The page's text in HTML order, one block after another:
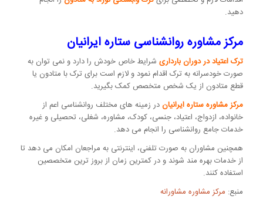
دهید.
مرکز مشاوره روانشناسی ستاره ایرانیان
ترک اعتیاد در دوران بارداریشرایط خاص خودش را دارد و نمی توان به
صورت خودسرانه به ترک اقدام نمود و لازم است برای ترک با متادون یا
قطع متادون از یک شخص متخصص کمک بگیرید.
مرکز مشاوره ستاره ایرانیاندر زمینه های مختلف روانشناسی اعم از
خانواده، ازدواج، اعتیاد، جنسی، کودک، مشاوره، شغلی، تحصیلی و غیره
خدمات جامع روانشناسی را انجام می دهد.
همچنین مشاوران به صورت تلفنی، اینترنتی به مراجعان امکان می دهد تا
از خدمات بهره مند شوند و در کمترین زمان از بروز ترین متخصصین
استفاده کنند.
منبع: مرکز مشاوره مشاورانه